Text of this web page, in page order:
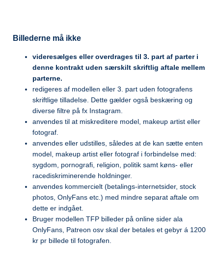
Billederne må ikke
videresælges eller overdrages til 3. part af parter i
denne kontrakt uden særskilt skriftlig aftale mellem
parterne.
redigeres af modellen eller 3. part uden fotografens
skriftlige tilladelse. Dette gælder også beskæring og
diverse filtre på fx Instagram.
anvendes til at miskreditere model, makeup artist eller
fotograf.
anvendes eller udstilles, således at de kan sætte enten
model, makeup artist eller fotograf i forbindelse med:
sygdom, pornografi, religion, politik samt køns- eller
racediskriminerende holdninger.
anvendes kommercielt (betalings-internetsider, stock
photos, OnlyFans etc.) med mindre separat aftale om
dette er indgået.
Bruger modellen TFP billeder på online sider ala
OnlyFans, Patreon osv skal der betales et gebyr á 1200
kr pr billede til fotografen.